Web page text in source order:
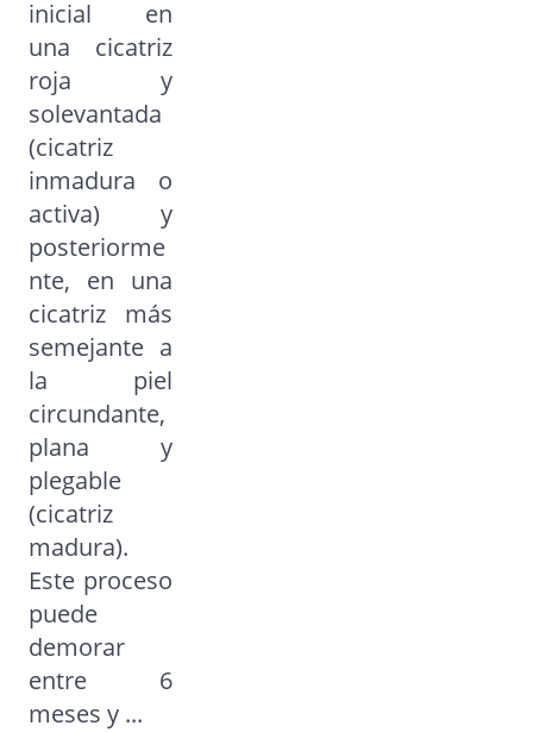
inicial en
una cicatriz
roja y
solevantada
(cicatriz
inmadura o
activa) y
posteriorme
nte, en una
cicatriz más
semejante a
la piel
circundante,
plana y
plegable
(cicatriz
madura).
Este proceso
puede
demorar
entre 6
meses y ...